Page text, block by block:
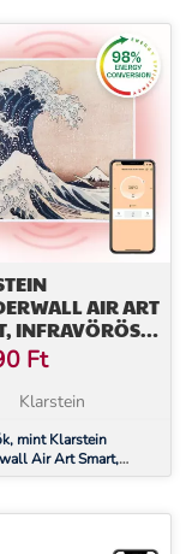
AIR ART
INFRAVÖRÖS
60 X 60
W,
HULLÁM
Ft
Klarstein
mint Klarstein
Air Art Smart,
hősugárzó, 60 x 60